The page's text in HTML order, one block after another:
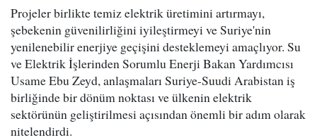
Projeler birlikte temiz elektrik üretimini artırmayı,
şebekenin güvenilirliğini iyileştirmeyi ve Suriye'nin
yenilenebilir enerjiye geçişini desteklemeyi amaçlıyor. Su
ve Elektrik İşlerinden Sorumlu Enerji Bakan Yardımcısı
Usame Ebu Zeyd, anlaşmaları Suriye-Suudi Arabistan iş
birliğinde bir dönüm noktası ve ülkenin elektrik
sektörünün geliştirilmesi açısından önemli bir adım olarak
nitelendirdi.